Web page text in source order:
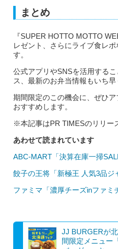
まとめ
『SUPER HOTTO MOTTO
レゼント、さらにライブ食レ
す。
公式アプリやSNSを活用する
ス、最新のお弁当情報もいち早
期間限定のこの機会に、ぜひ
おすすめします。
※本記事はPR TIMESのリリー
あわせて読まれています
ABC-MART「決算在庫一掃
餃子の王将「新極王 人気3品ジ
ファミマ「濃厚チーズinファミ
JJ BURGERが
間限定メニュー